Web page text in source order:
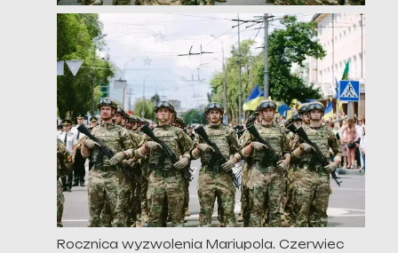
Rocznica wyzwolenia Mariupola. Czerwiec